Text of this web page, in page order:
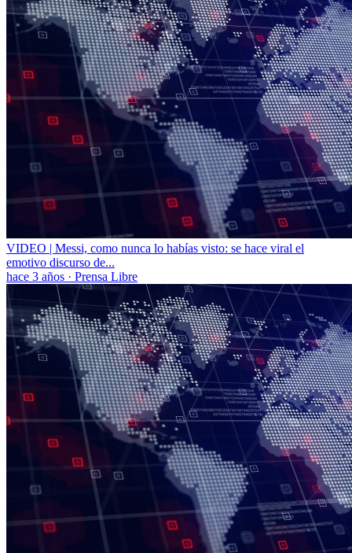
VIDEO | Messi, como nunca lo habías visto: se hace viral el
emotivo discurso de...
hace 3 años · Prensa Libre